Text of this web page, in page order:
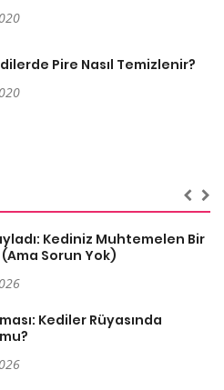
Pire Nasıl Temizlenir?
Kediniz Muhtemelen Bir
Sorun Yok)
Kediler Rüyasında